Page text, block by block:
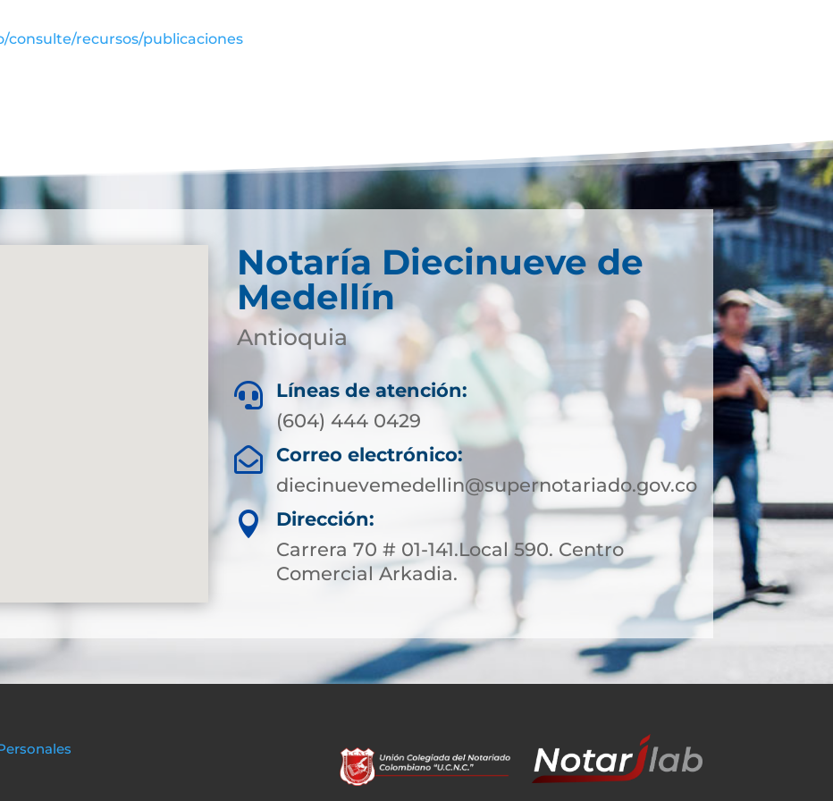
consulte/recursos/publicaciones
Notaría Diecinueve de
Medellín
Antioquia

Líneas de atención:
(604) 444 0429

Correo electrónico:
diecinuevemedellin@supernotariado.gov.co

Dirección:
Carrera 70 # 01-141.Local 590. Centro
Comercial Arkadia.